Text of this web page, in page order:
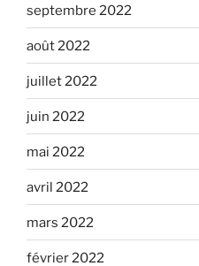
septembre 2022
août 2022
juillet 2022
juin 2022
mai 2022
avril 2022
mars 2022
février 2022